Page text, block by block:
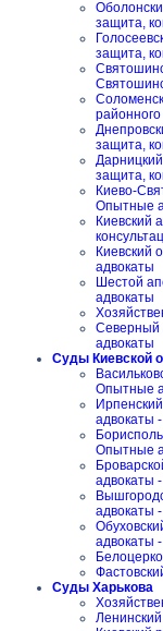
защита,
защита,
районного
защита,
защита,
Киево-
Опытные
Киевский
Киевский
адвокаты
Шестой
адвокаты
Северный
адвокаты
Суды Киевской
Опытные
адвокаты
Опытные
адвокаты
адвокаты
адвокаты
Суды Харькова